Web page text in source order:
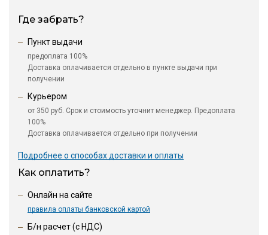
Где забрать?
Пункт выдачи
предоплата 100%
Доставка оплачивается отдельно в пункте выдачи при
получении
Курьером
от 350 руб. Срок и стоимость уточнит менеджер. Предоплата
100%
Доставка оплачивается отдельно при получении
Подробнее о способах доставки и оплаты
Как оплатить?
Онлайн на сайте
правила оплаты банковской картой
Б/н расчет (c НДС)